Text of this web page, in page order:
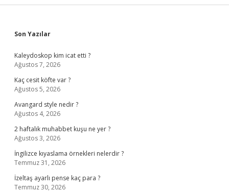
Sidebar
Son Yazılar
Kaleydoskop kim icat etti ?
Ağustos 7, 2026
Kaç cesit köfte var ?
Ağustos 5, 2026
Avangard style nedir ?
Ağustos 4, 2026
2 haftalık muhabbet kuşu ne yer ?
Ağustos 3, 2026
İngilizce kıyaslama örnekleri nelerdir ?
Temmuz 31, 2026
İzeltaş ayarlı pense kaç para ?
Temmuz 30, 2026